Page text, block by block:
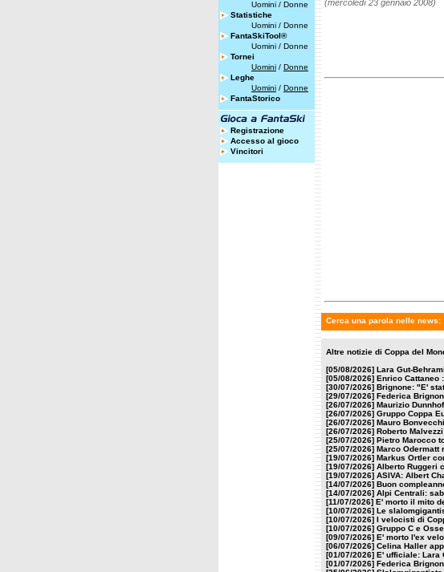
Uomini / Donne
Statistiche
Uomini / Donne
FantaSkiTool®
Uomini / Donne
Tornei
Uomini / Donne
Leghe
Uomini / Donne
FantaStorico
Registrazione
Accesso al gioco
Vincitori
(mercoledì 23 gennaio 2008)
Cerca una parola nelle news:
Altre notizie di Coppa del
[05/08/2026] Lara Gut-
[05/08/2026] Enrico Cattaneo
[30/07/2026] Brignone: "E'
[29/07/2026] Federica
[26/07/2026] Maurizio
[26/07/2026] Gruppo Coppa
[26/07/2026] Mauro
[26/07/2026] Roberto
[25/07/2026] Pietro Marocco
[25/07/2026] Marco Odermatt
[19/07/2026] Markus Ortler
[19/07/2026] Alberto Ruggeri
[19/07/2026] ASIVA: Albert
[14/07/2026] Buon
[14/07/2026] Alpi Centrali:
[11/07/2026] E' morto il mito
[10/07/2026] Le
[10/07/2026] I velocisti di
[10/07/2026] Gruppo C e
[09/07/2026] E' morto l'ex
[06/07/2026] Celina Haller
[01/07/2026] E' ufficiale: Lara
[01/07/2026] Federica